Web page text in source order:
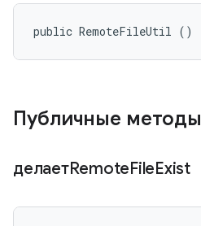
public RemoteFileUtil ()
Публичные методы
делаетRemoteFileExist